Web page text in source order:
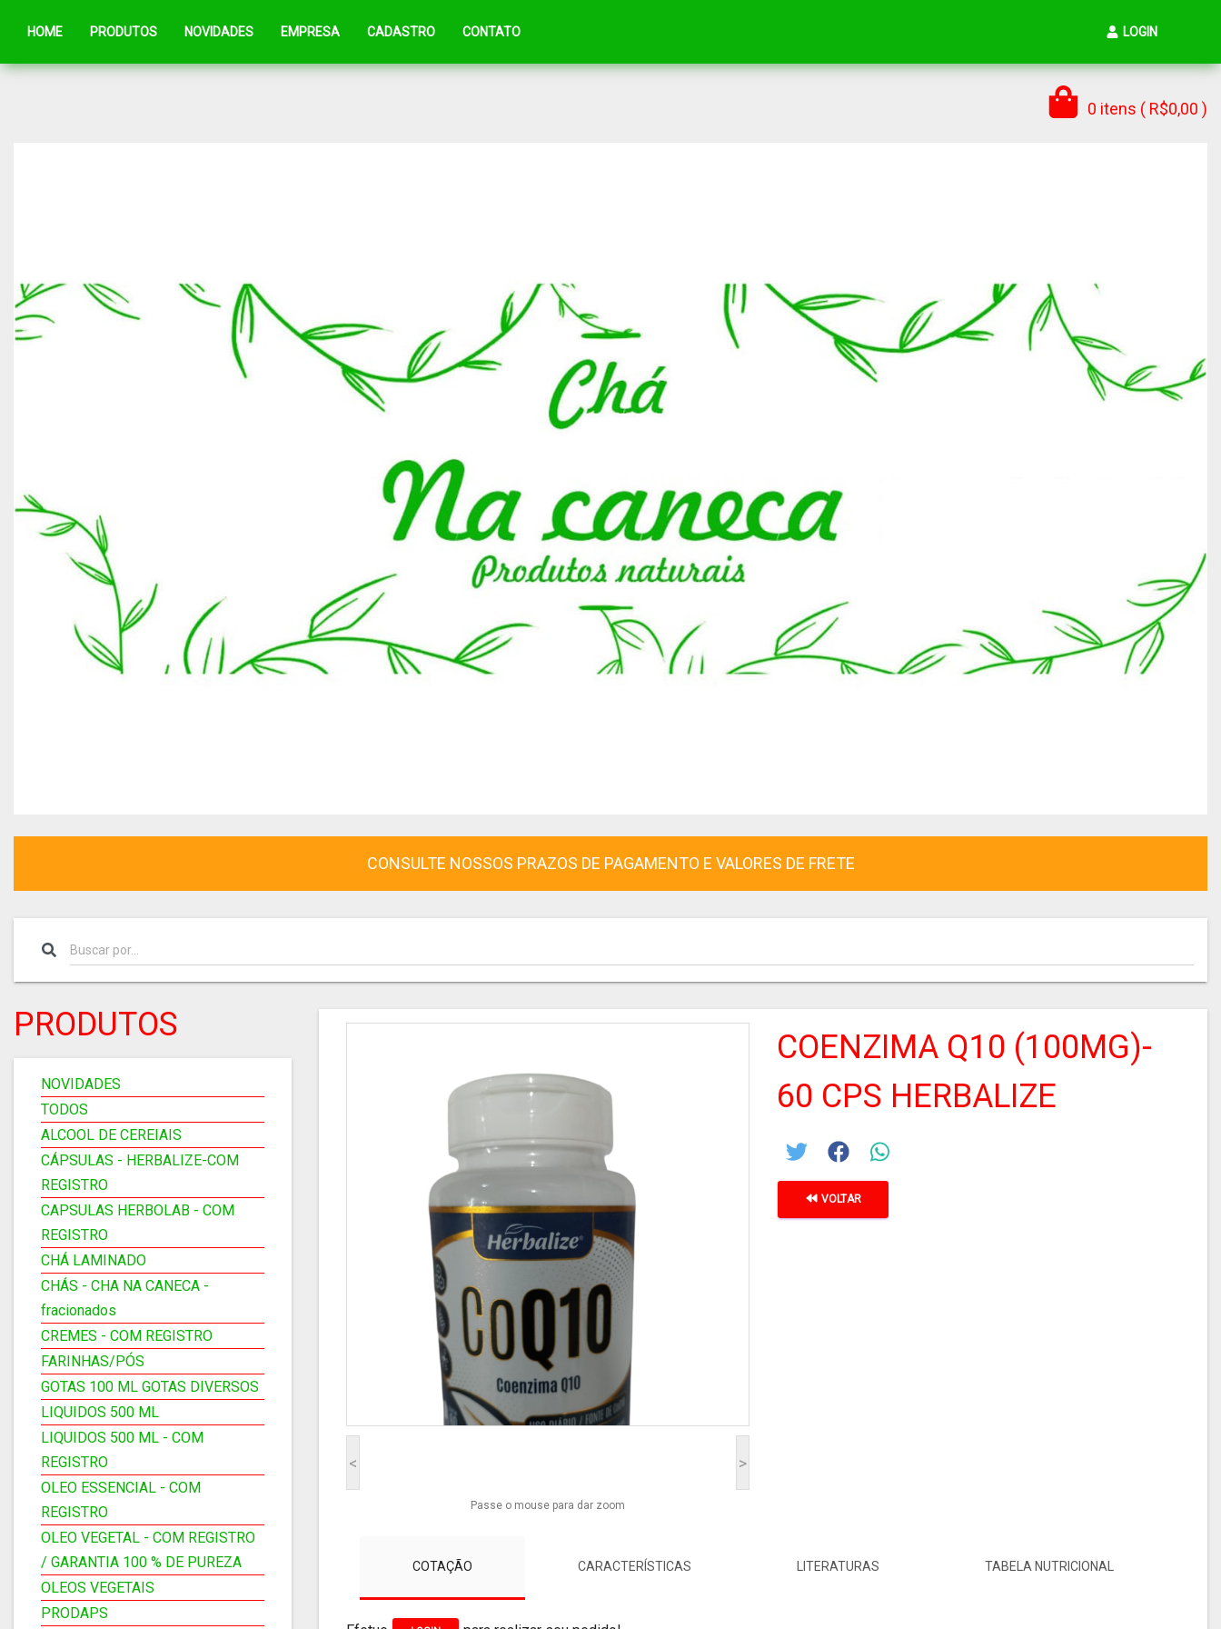
HOME PRODUTOS NOVIDADES EMPRESA CADASTRO CONTATO LOGIN
0 itens ( R$0,00 )
CONSULTE NOSSOS PRAZOS DE PAGAMENTO E VALORES DE FRETE
PRODUTOS
NOVIDADES
TODOS
ALCOOL DE CEREIAIS
CÁPSULAS - HERBALIZE-COM
REGISTRO
CAPSULAS HERBOLAB - COM
REGISTRO
CHÁ LAMINADO
CHÁS - CHA NA CANECA -
fracionados
CREMES - COM REGISTRO
FARINHAS/PÓS
GOTAS 100 ML GOTAS DIVERSOS
LIQUIDOS 500 ML
LIQUIDOS 500 ML - COM
REGISTRO
OLEO ESSENCIAL - COM
REGISTRO
OLEO VEGETAL - COM REGISTRO
/ GARANTIA 100 % DE PUREZA
OLEOS VEGETAIS
PRODAPS
< >
Passe o mouse para dar zoom
COENZIMA Q10 (100MG)-
60 CPS HERBALIZE
VOLTAR
COTAÇÃO CARACTERÍSTICAS LITERATURAS TABELA NUTRICIONAL